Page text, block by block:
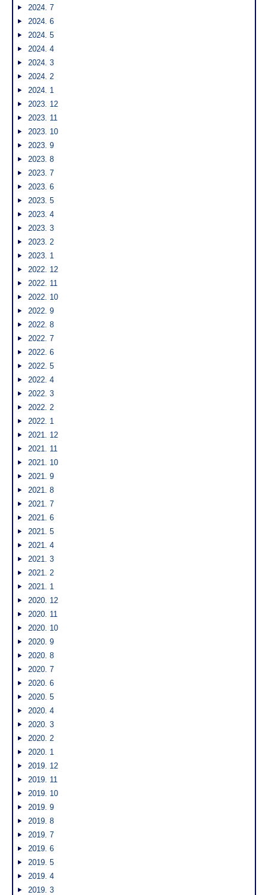
2024. 7
2024. 6
2024. 5
2024. 4
2024. 3
2024. 2
2024. 1
2023. 12
2023. 11
2023. 10
2023. 9
2023. 8
2023. 7
2023. 6
2023. 5
2023. 4
2023. 3
2023. 2
2023. 1
2022. 12
2022. 11
2022. 10
2022. 9
2022. 8
2022. 7
2022. 6
2022. 5
2022. 4
2022. 3
2022. 2
2022. 1
2021. 12
2021. 11
2021. 10
2021. 9
2021. 8
2021. 7
2021. 6
2021. 5
2021. 4
2021. 3
2021. 2
2021. 1
2020. 12
2020. 11
2020. 10
2020. 9
2020. 8
2020. 7
2020. 6
2020. 5
2020. 4
2020. 3
2020. 2
2020. 1
2019. 12
2019. 11
2019. 10
2019. 9
2019. 8
2019. 7
2019. 6
2019. 5
2019. 4
2019. 3